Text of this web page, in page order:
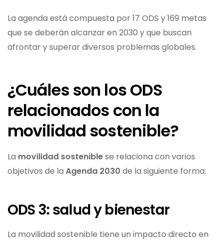
La agenda está compuesta por 17 ODS y 169 metas
que se deberán alcanzar en 2030 y que buscan
afrontar y superar diversos problemas globales.
¿Cuáles son los ODS
relacionados con la
movilidad sostenible?
La movilidad sosteniblese relaciona con varios
objetivos de la Agenda 2030 de la siguiente forma:
ODS 3: salud y bienestar
La movilidad sostenible tiene un impacto directo en